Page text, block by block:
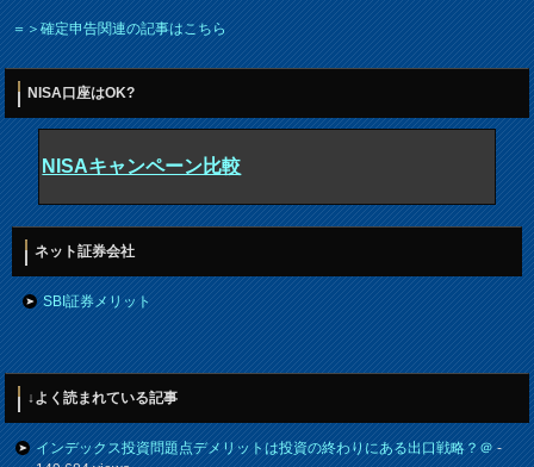
＝＞確定申告関連の記事はこちら
NISA口座はOK?
NISAキャンペーン比較
ネット証券会社
SBI証券メリット
↓よく読まれている記事
インデックス投資問題点デメリットは投資の終わりにある出口戦略？＠-